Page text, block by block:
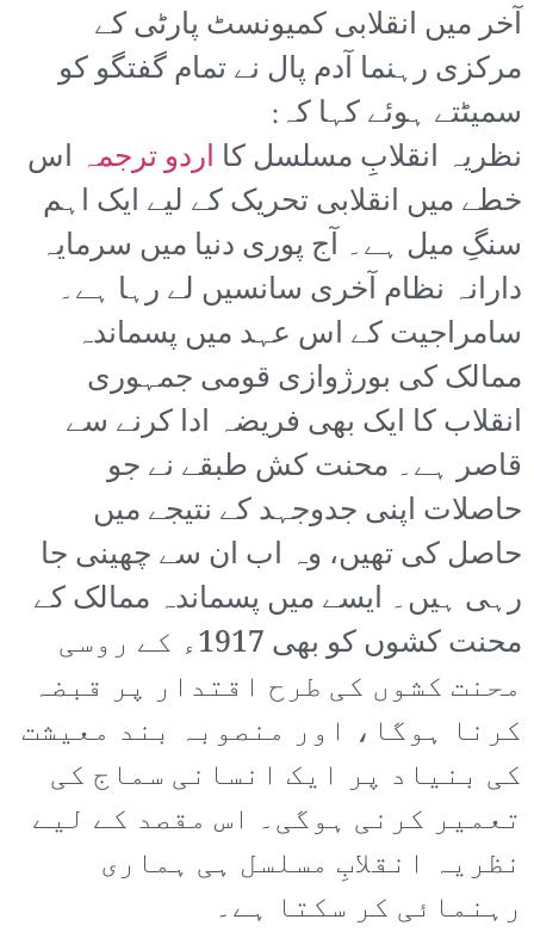
آخر میں انقلابی کمیونسٹ پارٹی کے
مرکزی رہنما آدم پال نے تمام گفتگو کو
سمیٹتے ہوئے کہا کہ:
نظریہ انقلابِ مسلسل کا اردو ترجمہ اس
خطے میں انقلابی تحریک کے لیے ایک اہم
سنگِ میل ہے۔ آج پوری دنیا میں سرمایہ
دارانہ نظام آخری سانسیں لے رہا ہے۔
سامراجیت کے اس عہد میں پسماندہ
ممالک کی بورژوازی قومی جمہوری
انقلاب کا ایک بھی فریضہ ادا کرنے سے
قاصر ہے۔ محنت کش طبقے نے جو
حاصلات اپنی جدوجہد کے نتیجے میں
حاصل کی تھیں، وہ اب ان سے چھینی جا
رہی ہیں۔ ایسے میں پسماندہ ممالک کے
محنت کشوں کو بھی 1917ء کے روسی
محنت کشوں کی طرح اقتدار پر قبضہ
کرنا ہوگا، اور منصوبہ بند معیشت
کی بنیاد پر ایک انسانی سماج کی
تعمیر کرنی ہوگی۔ اس مقصد کے لیے
نظریہ انقلابِ مسلسل ہی ہماری
رہنمائی کر سکتا ہے۔